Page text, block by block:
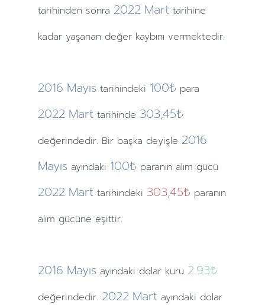
tarihindensonra 2022 Mart tarihine
kadar yaşanan değer kaybını vermektedir.
2016 Mayıs tarihindeki 100₺ para
2022 Mart tarihinde 303,45₺
değerindedir. Bir başka deyişle 2016
Mayıs ayındaki 100₺ paranın alım gücü
2022 Mart tarihindeki 303,45₺ paranın
alım gücüne eşittir.
2016 Mayıs ayındaki dolar kuru 2.93₺
değerindedir. 2022 Mart ayındaki dolar